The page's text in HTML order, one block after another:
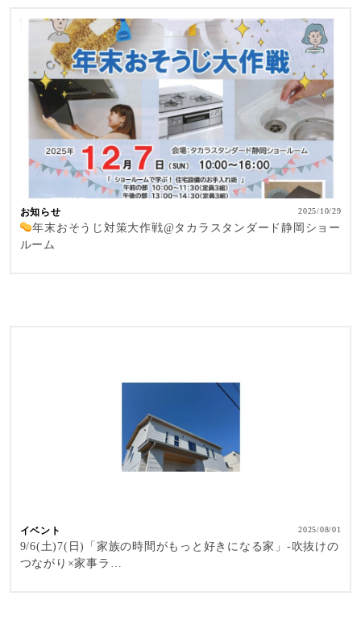
お知らせ 2025/10/29
年末おそうじ対策大作戦@タカラスタンダード静岡ショー
ルーム
イベント 2025/08/01
9/6(土)7(日)「家族の時間がもっと好きになる家」-吹抜けの
つながり×家事ラ…